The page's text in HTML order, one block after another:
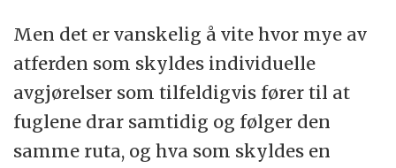
Men det er vanskelig å vite hvor mye av
atferden som skyldes individuelle
avgjørelser som tilfeldigvis fører til at
fuglene drar samtidig og følger den
samme ruta, og hva som skyldes en